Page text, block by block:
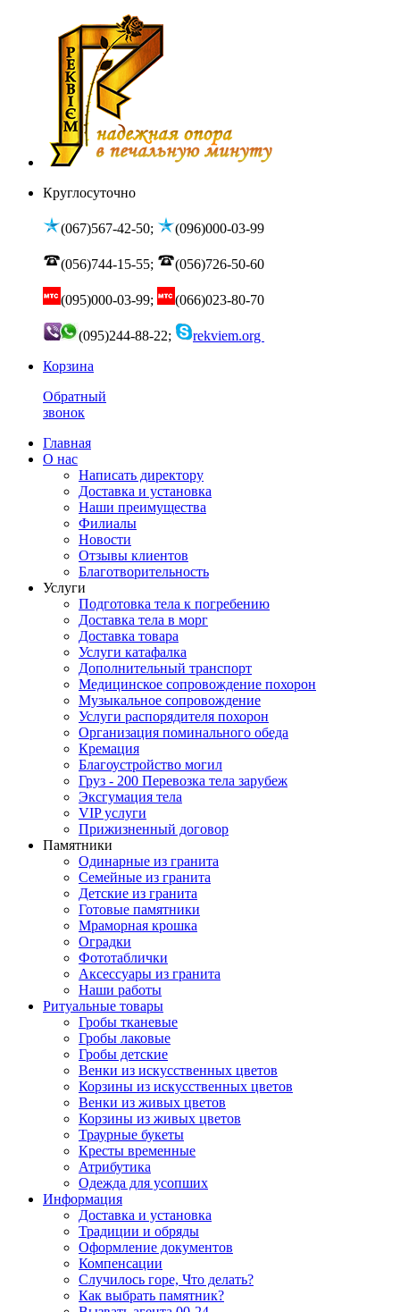
Круглосуточно
(067)567-42-50; (096)000-03-99
(056)744-15-55; (056)726-50-60
(095)000-03-99; (066)023-80-70
(095)244-88-22;
rekviem.org
Корзина
Обратный
звонок
Главная
О нас
Написать директору
Доставка и установка
Наши преимущества
Филиалы
Новости
Отзывы клиентов
Благотворительность
Услуги
Подготовка тела к погребению
Доставка тела в морг
Доставка товара
Услуги катафалка
Дополнительный транспорт
Медицинское сопровождение похорон
Музыкальное сопровождение
Услуги распорядителя похорон
Организация поминального обеда
Кремация
Благоустройство могил
Груз - 200 Перевозка тела зарубеж
Эксгумация тела
VIP услуги
Прижизненный договор
Памятники
Одинарные из гранита
Семейные из гранита
Детские из гранита
Готовые памятники
Мраморная крошка
Оградки
Фототаблички
Аксессуары из гранита
Наши работы
Ритуальные товары
Гробы тканевые
Гробы лаковые
Гробы детские
Венки из искусственных цветов
Корзины из искусственных цветов
Венки из живых цветов
Корзины из живых цветов
Траурные букеты
Кресты временные
Атрибутика
Одежда для усопших
Информация
Доставка и установка
Традиции и обряды
Оформление документов
Компенсации
Случилось горе, Что делать?
Как выбрать памятник?